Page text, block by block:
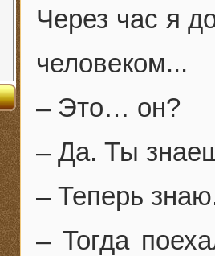
Через час я
человеком...
– Это… он?
– Да. Ты
– Теперь
– Тогда